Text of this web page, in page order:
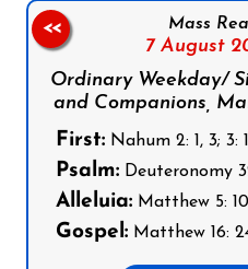
Mass
7 August
Ordinary Weekday/
and Companions,
First: Nahum 2: 1, 3; 3:
Psalm: Deuteronomy
Alleluia: Matthew 5: 10
Gospel: Matthew 16:
<<